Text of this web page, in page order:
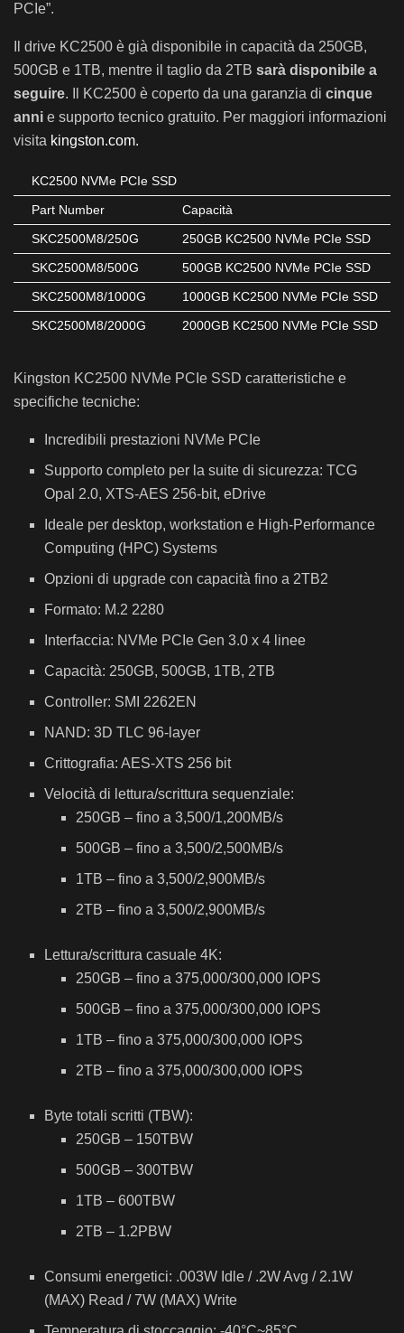
PCIe”.
Il drive KC2500 è già disponibile in capacità da 250GB,
500GB e 1TB, mentre il taglio da 2TB sarà disponibile a
seguire. Il KC2500 è coperto da una garanzia di cinque
anni e supporto tecnico gratuito. Per maggiori informazioni
visita kingston.com.
KC2500 NVMe PCIe SSD
Part Number Capacità
SKC2500M8/250G 250GB KC2500 NVMe PCIe SSD
SKC2500M8/500G 500GB KC2500 NVMe PCIe SSD
SKC2500M8/1000G 1000GB KC2500 NVMe PCIe SSD
SKC2500M8/2000G 2000GB KC2500 NVMe PCIe SSD
Kingston KC2500 NVMe PCIe SSD caratteristiche e
specifiche tecniche:
Incredibili prestazioni NVMe PCIe
Supporto completo per la suite di sicurezza: TCG
Opal 2.0, XTS-AES 256-bit, eDrive
Ideale per desktop, workstation e High-Performance
Computing (HPC) Systems
Opzioni di upgrade con capacità fino a 2TB2
Formato: M.2 2280
Interfaccia: NVMe PCIe Gen 3.0 x 4 linee
Capacità: 250GB, 500GB, 1TB, 2TB
Controller: SMI 2262EN
NAND: 3D TLC 96-layer
Crittografia: AES-XTS 256 bit
Velocità di lettura/scrittura sequenziale:
250GB – fino a 3,500/1,200MB/s
500GB – fino a 3,500/2,500MB/s
1TB – fino a 3,500/2,900MB/s
2TB – fino a 3,500/2,900MB/s
Lettura/scrittura casuale 4K:
250GB – fino a 375,000/300,000 IOPS
500GB – fino a 375,000/300,000 IOPS
1TB – fino a 375,000/300,000 IOPS
2TB – fino a 375,000/300,000 IOPS
Byte totali scritti (TBW):
250GB – 150TBW
500GB – 300TBW
1TB – 600TBW
2TB – 1.2PBW
Consumi energetici: .003W Idle / .2W Avg / 2.1W
(MAX) Read / 7W (MAX) Write